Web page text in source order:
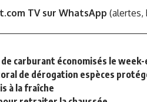
TV sur WhatsApp (alertes,
carburant économisés le
de dérogation espèces
à la fraîche